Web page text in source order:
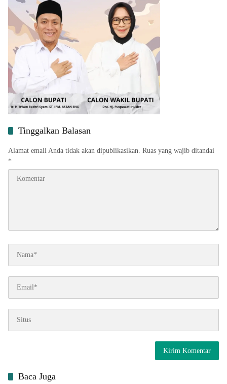
Tinggalkan Balasan
Alamat email Anda tidak akan dipublikasikan. Ruas yang wajib ditandai
*
Baca Juga